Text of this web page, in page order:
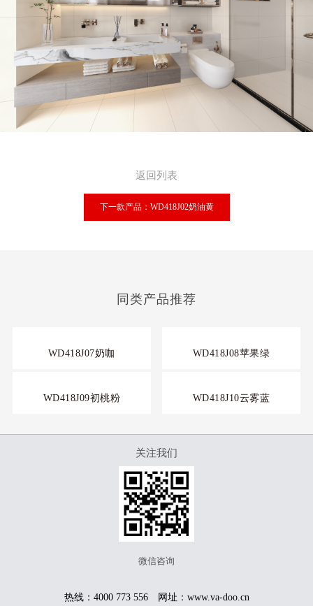
返回列表
下一款产品：WD418J02奶油黄
同类产品推荐
WD418J07奶咖 WD418J08苹果绿
WD418J09初桃粉 WD418J10云雾蓝
关注我们
微信咨询
热线：4000 773 556 网址：www.va-doo.cn